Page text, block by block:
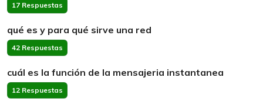
17 Respuestas
qué es y para qué sirve una red
42 Respuestas
cuál es la función de la mensajeria instantanea
12 Respuestas